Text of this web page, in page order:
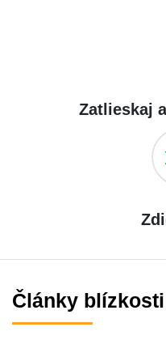
Zatlieskaj
Články blízkosti